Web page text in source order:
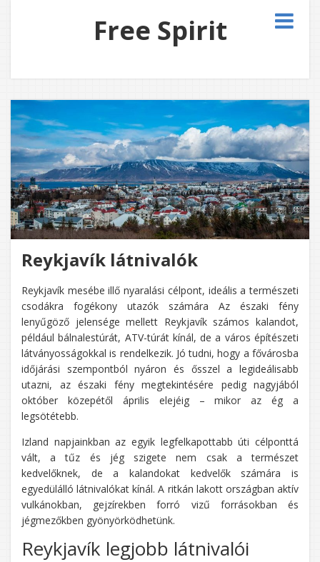
Free Spirit
Reykjavík látnivalók
Reykjavík mesébe illő nyaralási célpont, ideális a természeti
csodákra fogékony utazók számára Az északi fény
lenyűgöző jelensége mellett Reykjavík számos kalandot,
például bálnalestúrát, ATV-túrát kínál, de a város építészeti
látványosságokkal is rendelkezik. Jó tudni, hogy a fővárosba
időjárási szempontból nyáron és ősszel a legideálisabb
utazni, az északi fény megtekintésére pedig nagyjából
október közepétől április elejéig – mikor az ég a
legsötétebb.
Izland napjainkban az egyik legfelkapottabb úti célponttá
vált, a tűz és jég szigete nem csak a természet
kedvelőknek, de a kalandokat kedvelők számára is
egyedülálló látnivalókat kínál. A ritkán lakott országban aktív
vulkánokban, gejzírekben forró vizű forrásokban és
jégmezőkben gyönyörködhetünk.
Reykjavík legjobb látnivalói